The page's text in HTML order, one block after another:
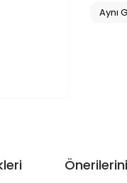
Aynı